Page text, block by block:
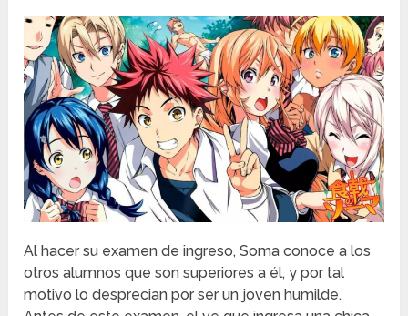
Al hacer su examen de ingreso, Soma conoce a los
otros alumnos que son superiores a él, y por tal
motivo lo desprecian por ser un joven humilde.